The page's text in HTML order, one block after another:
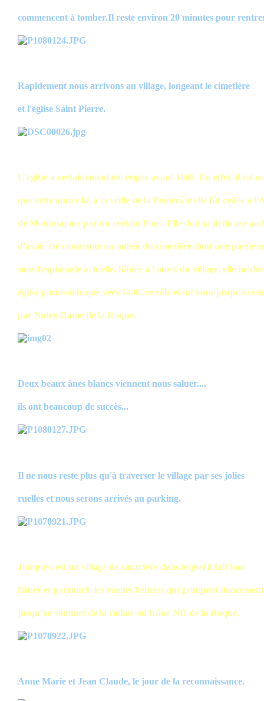
commencent à tomber.Il reste environ 20 minutes pour
Rapidement nous arrivons au village, longeant le cimetière
et l'église Saint Pierre.
L'église a certainement été érigée avant 1069. En effet, il est
que cette année là, à la veille de la Pentecôte elle fût cédée à
de Montmajour par un certain Pons. Elle doit sa dédicace au
d'avoir été construite au milieu du cimetière dont une partie
sous l'esplanade actuelle. Située a l'ouest du village, elle ne
église paroissiale que vers 1440, ce rôle étant tenu jusqu'à
par Notre-Dame de la Roque.
Deux beaux ânes blancs viennent nous saluer....
ils ont beaucoup de succès...
Il ne nous reste plus qu'à traverser le village par ses jolies
ruelles et nous serons arrivés au parking.
Jouques, est un village de caractère dans lequel il fait bon
flâner et parcourir les ruelles fleuries qui grimpent doucement
jusqu'au sommet de la colline où trône ND de la Roque.
Anne Marie et Jean Claude, le jour de la reconnaissance.